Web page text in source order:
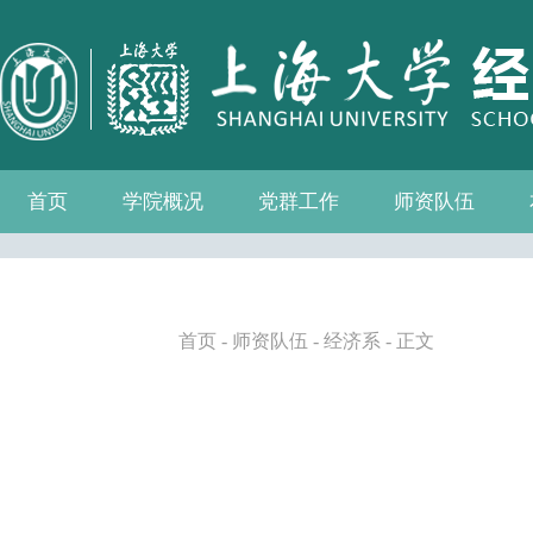
首页 学院概况
学院介绍 学院简介
发展历程
历任院长
现任领导
组织机构
学院愿景
党群工作
党务公开
党的建设
群众团体 工会
青联会
妇委会
退管会
学院制度
师资队伍
教师名录
人事专栏
招聘信息
博士后流动站
首页 - 师资队伍 - 经济系 - 正文